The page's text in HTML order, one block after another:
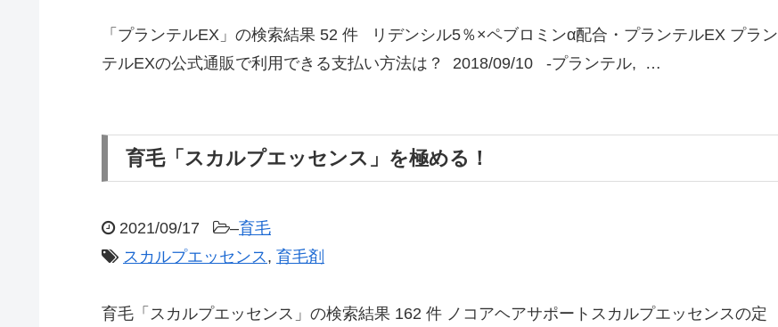
「プランテルEX」の検索結果 52 件 リデンシル5％×ペブロミンα配合・プランテルEX プラン
テルEXの公式通販で利用できる支払い方法は？ 2018/09/10 -プランテル, …
育毛「スカルプエッセンス」を極める！
2021/09/17 –育毛
スカルプエッセンス , 育毛剤
育毛「スカルプエッセンス」の検索結果 162 件 ノコアヘアサポートスカルプエッセンスの定